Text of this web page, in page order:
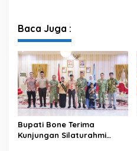
Modern di Sulawesi Selatan
Baca Juga :
Bupati Bone Terima
Kunjungan Silaturahmi